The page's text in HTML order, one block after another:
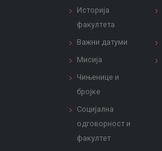
Историја
факултета
Важни датуми
Мисија
Чињенице и
бројке
Социјална
одговорност и
факултет